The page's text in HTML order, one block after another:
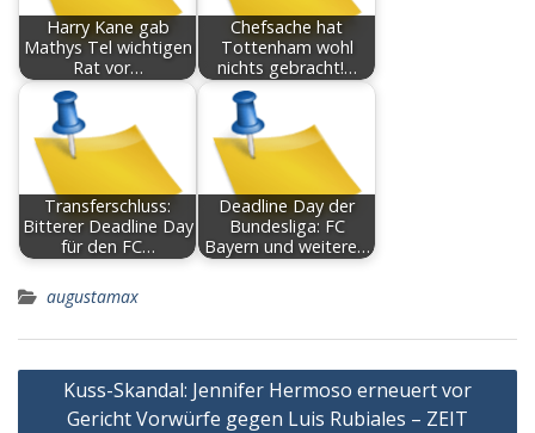
Harry Kane gab
Mathys Tel wichtigen
Rat vor…
Chefsache hat
Tottenham wohl
nichts gebracht!…
Transferschluss:
Bitterer Deadline Day
für den FC…
Deadline Day der
Bundesliga: FC
Bayern und weitere…
augustamax
Post
navigation
Kuss-Skandal: Jennifer Hermoso erneuert vor
Gericht Vorwürfe gegen Luis Rubiales – ZEIT